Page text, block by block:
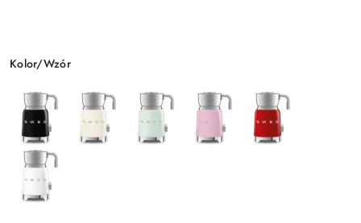
Wariant
Kolor/Wzór